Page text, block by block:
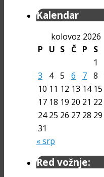
Kalendar
kolovoz 2026
P
U S Č P S
1
3
4 5 6 7 8
10 11 12 13 14 15
17 18 19 20 21 22
24 25 26 27 28 29
31
« srp
Red vožnje: